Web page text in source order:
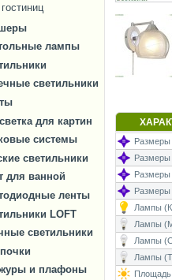
лампы
светильники
для картин
системы
светильники
для ванной
ленты
LOFT
светильники
и плафоны
Размеры
Лампы
Лампы
Лампы
Лампы